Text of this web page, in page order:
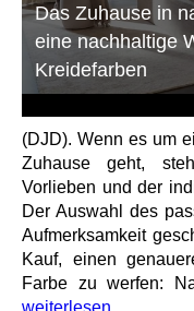
Das Zuhause in
eine nachhaltige
Kreidefarben
(DJD). Wenn es um
Zuhause geht,
Vorlieben und der
Der Auswahl des
Aufmerksamkeit
Kauf, einen
Farbe zu werfen:
weiterlesen